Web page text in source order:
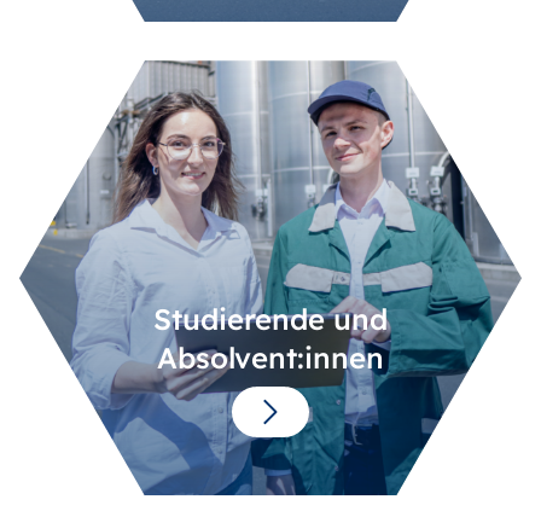
Studierende und
Absolvent:innen